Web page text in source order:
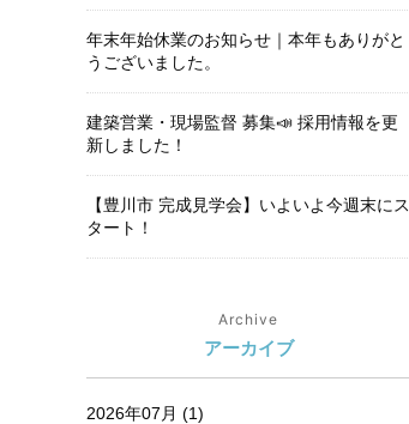
年末年始休業のお知らせ｜本年もありがと
うございました。
建築営業・現場監督 募集📣 採用情報を更
新しました！
【豊川市 完成見学会】いよいよ今週末にス
タート！
Archive
アーカイブ
2026年07月 (1)